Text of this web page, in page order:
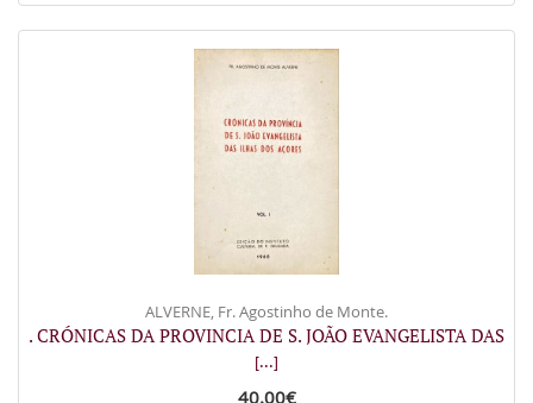
ALVERNE, Fr. Agostinho de Monte.
. CRÓNICAS DA PROVINCIA DE S. JOÃO EVANGELISTA DAS
[...]
40.00€